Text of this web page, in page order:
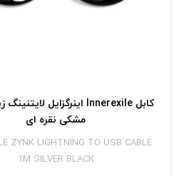
مشکی نقره ای
ZYNK LIGHTNING TO USB CABLE
1M SILVER BLACK